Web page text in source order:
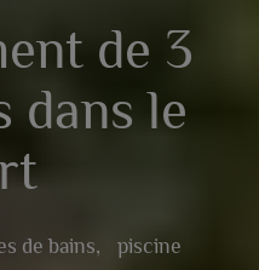
de 3
dans le
de bains, piscine